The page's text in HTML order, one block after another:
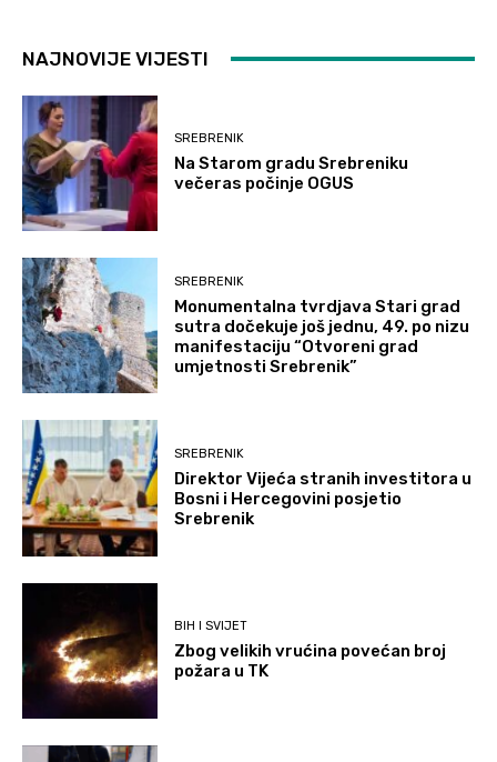
NAJNOVIJE VIJESTI
SREBRENIK
Na Starom gradu Srebreniku
večeras počinje OGUS
SREBRENIK
Monumentalna tvrdjava Stari grad
sutra dočekuje još jednu, 49. po nizu
manifestaciju “Otvoreni grad
umjetnosti Srebrenik”
SREBRENIK
Direktor Vijeća stranih investitora u
Bosni i Hercegovini posjetio
Srebrenik
BIH I SVIJET
Zbog velikih vrućina povećan broj
požara u TK